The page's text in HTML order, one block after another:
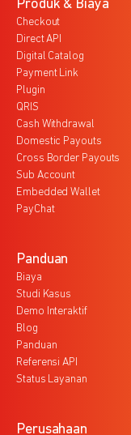
Produk & Biaya
Checkout
Direct API
Digital Catalog
Payment Link
Plugin
QRIS
Cash Withdrawal
Domestic Payouts
Cross Border Payouts
Sub Account
Embedded Wallet
PayChat
Panduan
Biaya
Studi Kasus
Demo Interaktif
Blog
Panduan
Referensi API
Status Layanan
Perusahaan